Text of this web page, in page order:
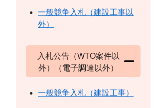
一般競争入札（建設工事以
外）
入札公告（WTO案件以
外）（電子調達以外）
一般競争入札（建設工事）